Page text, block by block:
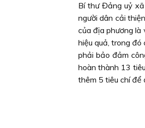
Bí thư Đảng uỷ xã
người dân cải
của địa phương là
hiệu quả, trong
phải bảo đảm
hoàn thành 13
thêm 5 tiêu chí để